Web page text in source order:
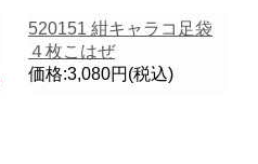
520151 紺キャラコ足袋
４枚こはぜ
価格:3,080円(税込)